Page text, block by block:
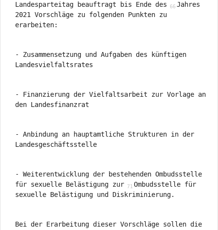
Landesparteitag beauftragt bis Ende des
Jahres
2021 Vorschläge zu folgenden Punkten zu
erarbeiten:
- Zusammensetzung und Aufgaben des künftigen
Landesvielfaltsrates
- Finanzierung der Vielfaltsarbeit zur Vorlage an
den Landesfinanzrat
- Anbindung an hauptamtliche Strukturen in der
Landesgeschäftsstelle
- Weiterentwicklung der bestehenden Ombudsstelle
für sexuelle Belästigung zur
Ombudsstelle für
sexuelle Belästigung und Diskriminierung.
Bei der Erarbeitung dieser Vorschläge sollen die